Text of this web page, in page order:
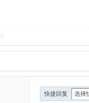
快捷回复